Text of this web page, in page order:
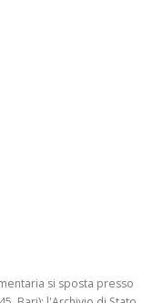
si sposta presso